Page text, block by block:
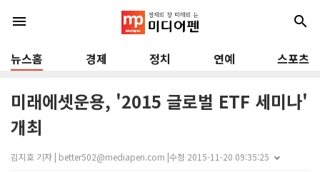
menu search
뉴스홈 경제 정치 연예 스포츠
미래에셋운용, '2015 글로벌 ETF 세미나'
개최
김지호 기자 | better502@mediapen.com |수정 2015-11-20 09:35:25